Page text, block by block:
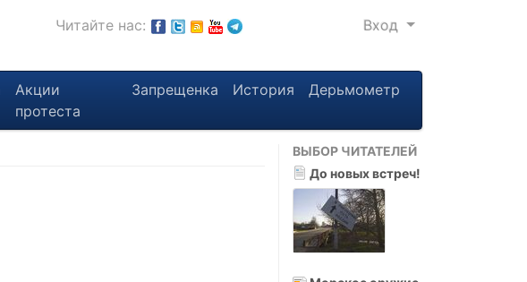
Читайте нас: Вход
Акции
протеста
Запрещенка История Дерьмометр
ВЫБОР ЧИТАТЕЛЕЙ
До новых встреч!